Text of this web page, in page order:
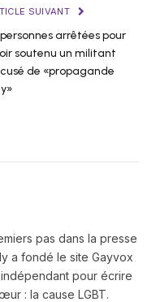
SUIVANT
arrêtées pour
soutenu un militant
de «propagande
pas dans la presse
a fondé le site Gayvox
pour écrire
: la cause LGBT.